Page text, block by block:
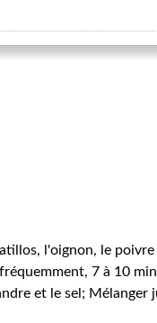
l'oignon, le
7 à 10
et le sel; Mélanger